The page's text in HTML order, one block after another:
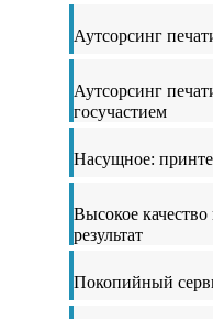
Аутсорсинг
Аутсорсинг
госучастием
Насущное:
Высокое
результат
Покопийный